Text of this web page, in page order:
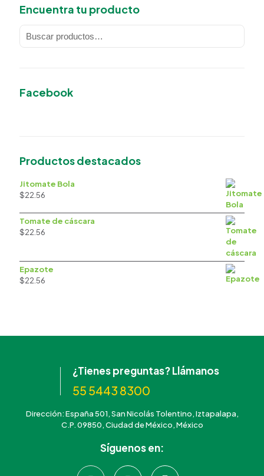
Encuentra tu producto
Facebook
Productos destacados
Jitomate Bola
$22.56
Tomate de cáscara
$22.56
Epazote
$22.56
¿Tienes preguntas? Llámanos
55 5443 8300
Dirección: España 501, San Nicolás Tolentino, Iztapalapa,
C.P. 09850, Ciudad de México, México
Síguenos en: